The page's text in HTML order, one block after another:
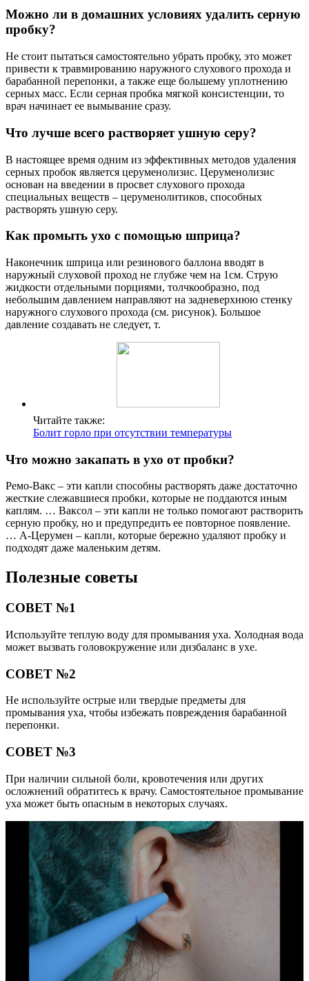
Можно ли в домашних условиях удалить серную
пробку?
Не стоит пытаться самостоятельно убрать пробку, это может
привести к травмированию наружного слухового прохода и
барабанной перепонки, а также еще большему уплотнению
серных масс. Если серная пробка мягкой консистенции, то
врач начинает ее вымывание сразу.
Что лучше всего растворяет ушную серу?
В настоящее время одним из эффективных методов удаления
серных пробок является церуменолизис. Церуменолизис
основан на введении в просвет слухового прохода
специальных веществ – церуменолитиков, способных
растворять ушную серу.
Как промыть ухо с помощью шприца?
Наконечник шприца или резинового баллона вводят в
наружный слуховой проход не глубже чем на 1см. Струю
жидкости отдельными порциями, толчкообразно, под
небольшим давлением направляют на задневерхнюю стенку
наружного слухового прохода (см. рисунок). Большое
давление создавать не следует, т.
Читайте также:
Болит горло при отсутствии температуры
Что можно закапать в ухо от пробки?
Ремо-Вакс – эти капли способны растворять даже достаточно
жесткие слежавшиеся пробки, которые не поддаются иным
каплям. … Ваксол – эти капли не только помогают растворить
серную пробку, но и предупредить ее повторное появление.
… А-Церумен – капли, которые бережно удаляют пробку и
подходят даже маленьким детям.
Полезные советы
СОВЕТ №1
Используйте теплую воду для промывания уха. Холодная вода
может вызвать головокружение или дизбаланс в ухе.
СОВЕТ №2
Не используйте острые или твердые предметы для
промывания уха, чтобы избежать повреждения барабанной
перепонки.
СОВЕТ №3
При наличии сильной боли, кровотечения или других
осложнений обратитесь к врачу. Самостоятельное промывание
уха может быть опасным в некоторых случаях.